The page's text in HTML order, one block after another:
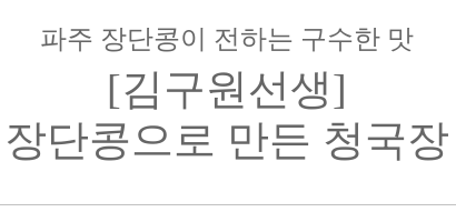
파주 장단콩이 전하는 구수한 맛
[김구원선생]
장단콩으로 만든 청국장